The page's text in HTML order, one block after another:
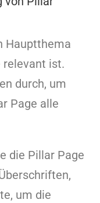
Hauptthema
relevant ist.
durch, um
Page alle
die Pillar Page
um die